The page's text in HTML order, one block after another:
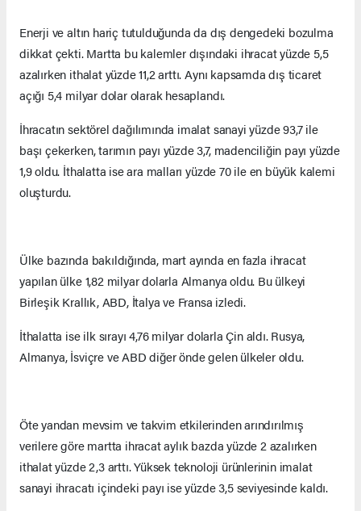
Enerji ve altın hariç tutulduğunda da dış dengedeki bozulma
dikkat çekti. Martta bu kalemler dışındaki ihracat yüzde 5,5
azalırken ithalat yüzde 11,2 arttı. Aynı kapsamda dış ticaret
açığı 5,4 milyar dolar olarak hesaplandı.
İhracatın sektörel dağılımında imalat sanayi yüzde 93,7 ile
başı çekerken, tarımın payı yüzde 3,7, madenciliğin payı yüzde
1,9 oldu. İthalatta ise ara malları yüzde 70 ile en büyük kalemi
oluşturdu.
Ülke bazında bakıldığında, mart ayında en fazla ihracat
yapılan ülke 1,82 milyar dolarla Almanya oldu. Bu ülkeyi
Birleşik Krallık, ABD, İtalya ve Fransa izledi.
İthalatta ise ilk sırayı 4,76 milyar dolarla Çin aldı. Rusya,
Almanya, İsviçre ve ABD diğer önde gelen ülkeler oldu.
Öte yandan mevsim ve takvim etkilerinden arındırılmış
verilere göre martta ihracat aylık bazda yüzde 2 azalırken
ithalat yüzde 2,3 arttı. Yüksek teknoloji ürünlerinin imalat
sanayi ihracatı içindeki payı ise yüzde 3,5 seviyesinde kaldı.